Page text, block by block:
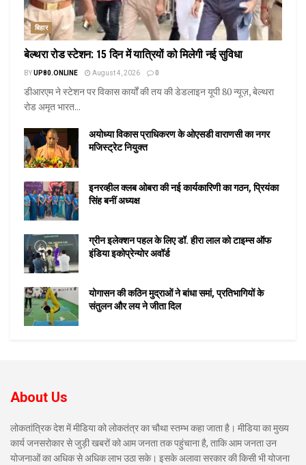
बिहार
बेल्थरा रोड स्टेशन: 15 दिन में यात्रियों को मिलेगी नई सुविधा
BYUP80.ONLINE August 4, 2026 0
डीआरएम ने स्टेशन पर विकास कार्यों की तय की डेडलाइन यूपी 80 न्यूज़, बेल्थरा
रोड अमृत भारत...
अयोध्या विकास प्राधिकरण के ओएसडी वाराणसी का नगर
मजिस्ट्रेट नियुक्त
इनरव्हील क्लब ओबरा की नई कार्यकारिणी का गठन, प्रियंका
सिंह बनीं अध्यक्ष
ग्रीन इलेक्शन पहल के लिए डॉ. हीरा लाल को टाइम्स ऑफ
इंडिया इकोप्रेन्योर अवॉर्ड
योगासन की कठिन मुद्राओं ने बांधा समां, प्रतिभागियों के
संतुलन और लय ने जीता दिल
About Us
लोकतांत्रिक देश में मीडिया को लोकतंत्र का चौथा स्तम्भ कहा जाता है। मीडिया का मुख्य
कार्य जनसरोकार से जुड़ी खबरों को आम जनता तक पहुंचाना है, ताकि आम जनता उन
योजनाओं का अधिक से अधिक लाभ उठा सके। इसके अलावा सरकार की किसी भी योजना